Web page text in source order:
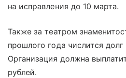
на исправления до 10 марта.
Также за театром
прошлого года числится
Организация должна
рублей.